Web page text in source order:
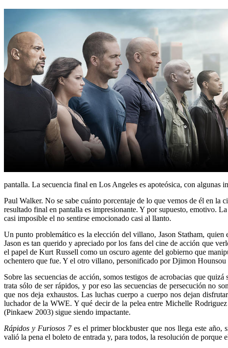
pantalla. La secuencia final en Los Angeles es apoteósica, con algunas
Paul Walker. No se sabe cuánto porcentaje de lo que vemos de él en la
resultado final en pantalla es impresionante. Y por supuesto, emotivo.
casi imposible el no sentirse emocionado casi al llanto.
Un punto problemático es la elección del villano, Jason Statham, quien
Jason es tan querido y apreciado por los fans del cine de acción que
el papel de Kurt Russell como un oscuro agente del gobierno que
ochentero que fue. Y el otro villano, personificado porDjimon Hounsou
Sobre las secuencias de acción, somos testigos de acrobacias que
trata sólo de ser rápidos, y por eso las secuencias de persecución no
que nos deja exhaustos. Las luchas cuerpo a cuerpo nos dejan
luchador de la WWE. Y qué decir de la pelea entre Michelle
(Pinkaew 2003) sigue siendo impactante.
Rápidos y Furiosos 7es el primer blockbuster que nos llega este año,
valió la pena el boleto de entrada y, para todos, la resolución de porque